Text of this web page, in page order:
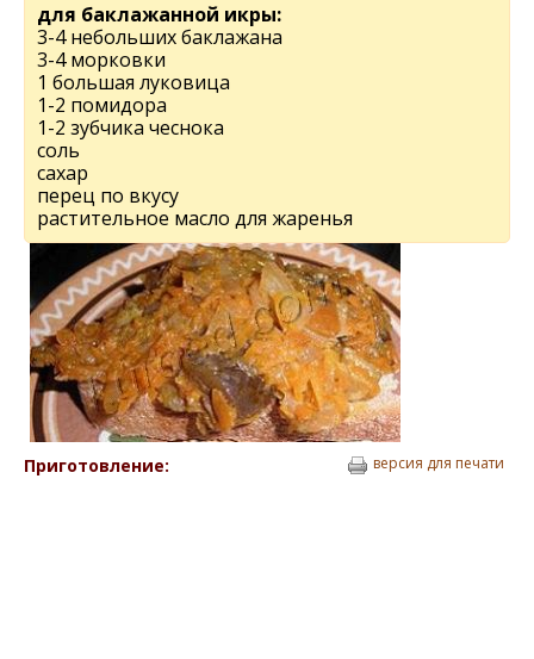
для баклажанной икры:
3-4 небольших баклажана
3-4 морковки
1 большая луковица
1-2 помидора
1-2 зубчика чеснока
соль
сахар
перец по вкусу
растительное масло для жаренья
Приготовление: версия для печати